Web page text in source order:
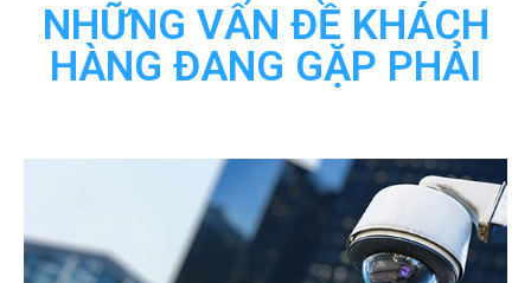
NHỮNG VẤN ĐỀ KHÁCH
HÀNG ĐANG GẶP PHẢI